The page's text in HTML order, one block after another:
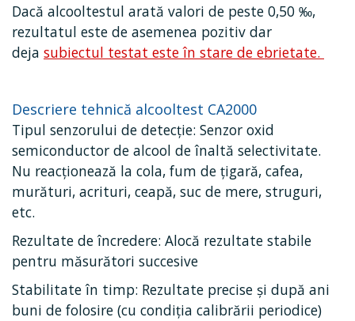
Dacă alcooltestul arată valori de peste 0,50 ‰,
rezultatul este de asemenea pozitiv dar
deja subiectul testat este în stare de ebrietate.
Descriere tehnică alcooltest CA2000
Tipul senzorului de detecție: Senzor oxid
semiconductor de alcool de înaltă selectivitate.
Nu reacționează la cola, fum de țigară, cafea,
murături, acrituri, ceapă, suc de mere, struguri,
etc.
Rezultate de încredere: Alocă rezultate stabile
pentru măsurători succesive
Stabilitate în timp: Rezultate precise și după ani
buni de folosire (cu condiția calibrării periodice)